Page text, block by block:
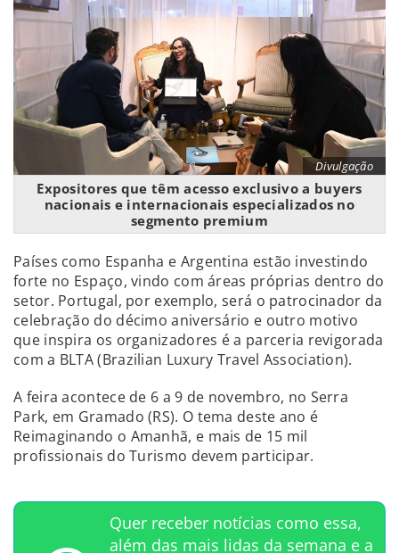
Divulgação
Expositores que têm acesso exclusivo a buyers
nacionais e internacionais especializados no
segmento premium
Países como Espanha e Argentina estão investindo
forte no Espaço, vindo com áreas próprias dentro do
setor. Portugal, por exemplo, será o patrocinador da
celebração do décimo aniversário e outro motivo
que inspira os organizadores é a parceria revigorada
com a BLTA (Brazilian Luxury Travel Association).
A feira acontece de 6 a 9 de novembro, no Serra
Park, em Gramado (RS). O tema deste ano é
Reimaginando o Amanhã, e mais de 15 mil
profissionais do Turismo devem participar.
Quer receber notícias como essa,
além das mais lidas da semana e a